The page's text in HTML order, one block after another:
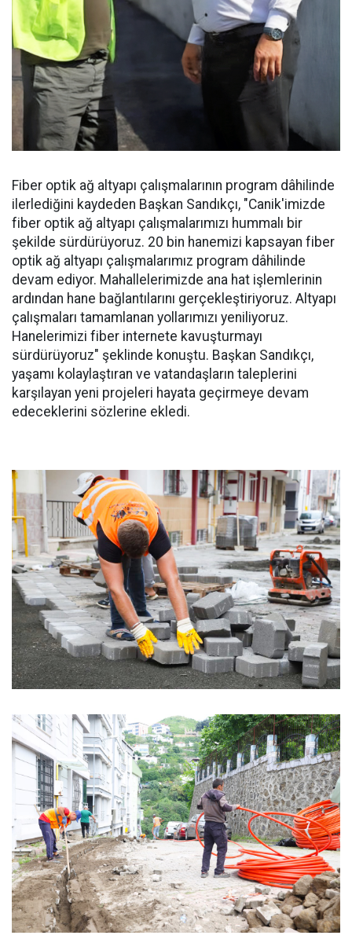
Fiber optik ağ altyapı çalışmalarının program dâhilinde
ilerlediğini kaydeden Başkan Sandıkçı, "Canik'imizde
fiber optik ağ altyapı çalışmalarımızı hummalı bir
şekilde sürdürüyoruz. 20 bin hanemizi kapsayan fiber
optik ağ altyapı çalışmalarımız program dâhilinde
devam ediyor. Mahallelerimizde ana hat işlemlerinin
ardından hane bağlantılarını gerçekleştiriyoruz. Altyapı
çalışmaları tamamlanan yollarımızı yeniliyoruz.
Hanelerimizi fiber internete kavuşturmayı
sürdürüyoruz" şeklinde konuştu. Başkan Sandıkçı,
yaşamı kolaylaştıran ve vatandaşların taleplerini
karşılayan yeni projeleri hayata geçirmeye devam
edeceklerini sözlerine ekledi.